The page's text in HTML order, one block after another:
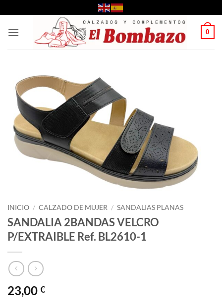
al
contenido
0
INICIO / CALZADO DE MUJER / SANDALIAS PLANAS
SANDALIA 2BANDAS VELCRO
P/EXTRAIBLE Ref. BL2610-1
23,00 €